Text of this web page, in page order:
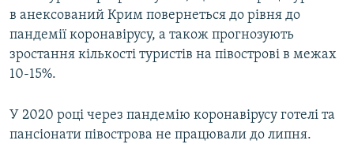
в анексований Крим повернеться до рівня до
пандемії коронавірусу, а також прогнозують
зростання кількості туристів на півострові в межах
10-15%.
У 2020 році через пандемію коронавірусу готелі та
пансіонати півострова не працювали до липня.